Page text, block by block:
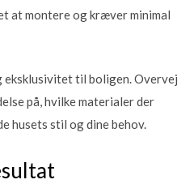
at montere og kræver minimal
til boligen. Overvej
på, hvilke materialer der
husets stil og dine behov.